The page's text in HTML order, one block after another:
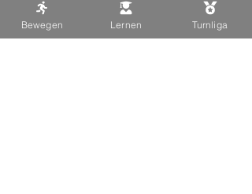
Bewegen Lernen Turnliga